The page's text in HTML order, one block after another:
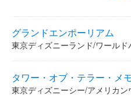
グランドエンポーリアム
東京ディズニーランド/ワールド
タワー・オブ・テラー・メ
東京ディズニーシー/アメリカン